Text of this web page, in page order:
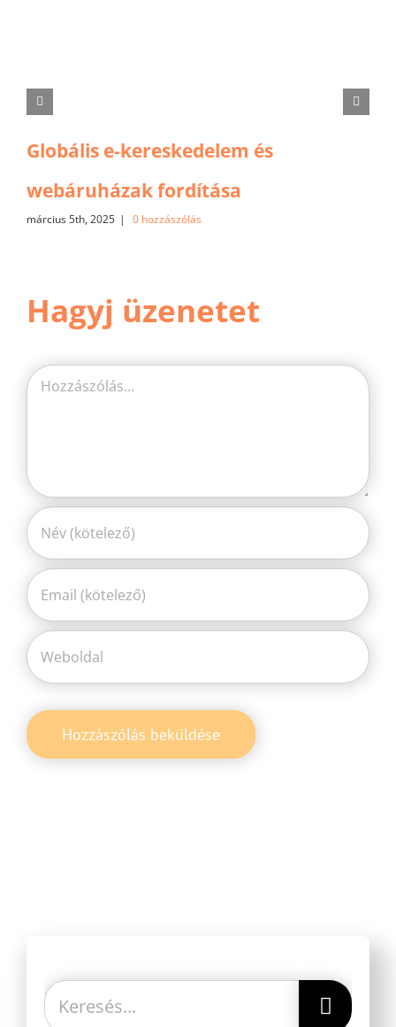
Globális e-kereskedelem és
webáruházak fordítása
március 5th, 2025 | 0 hozzászólás
Hagyj üzenetet
Hozzászólás
Keresés...